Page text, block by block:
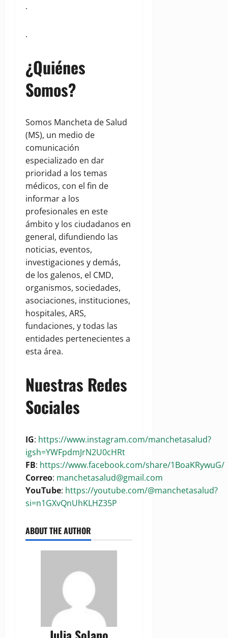
.
.
¿Quiénes
Somos?
Somos Mancheta de Salud
(MS), un medio de
comunicación
especializado en dar
prioridad a los temas
médicos, con el fin de
informar a los
profesionales en este
ámbito y los ciudadanos en
general, difundiendo las
noticias, eventos,
investigaciones y demás,
de los galenos, el CMD,
organismos, sociedades,
asociaciones, instituciones,
hospitales, ARS,
fundaciones, y todas las
entidades pertenecientes a
esta área.
Nuestras Redes
Sociales
IG: https://www.instagram.com/manchetasalud?
igsh=YWFpdmJrN2U0cHRt
FB: https://www.facebook.com/share/1BoaKRywuG/
Correo: manchetasalud@gmail.com
YouTube: https://youtube.com/@manchetasalud?
si=n1GXvQnUhKLHZ35P
ABOUT THE AUTHOR